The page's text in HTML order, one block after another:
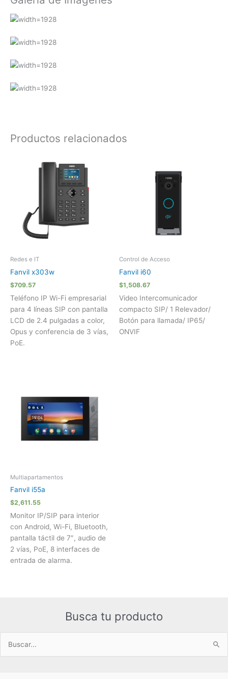
Productos relacionados
Redes e IT
Fanvil x303w
$709.57
Teléfono IP Wi-Fi empresarial
para 4 líneas SIP con pantalla
LCD de 2.4 pulgadas a color,
Opus y conferencia de 3 vías,
PoE.
Control de Acceso
Fanvil i60
$1,508.67
Video Intercomunicador
compacto SIP/ 1 Relevador/
Botón para llamada/ IP65/
ONVIF
Multiapartamentos
Fanvil i55a
$2,611.55
Monitor IP/SIP para interior
con Android, Wi-Fi, Bluetooth,
pantalla táctil de 7″, audio de
2 vías, PoE, 8 interfaces de
entrada de alarma.
Busca tu producto
Buscar
por: